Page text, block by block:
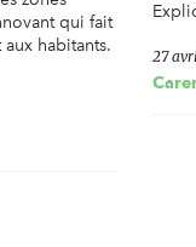
qui fait
habitants.
27